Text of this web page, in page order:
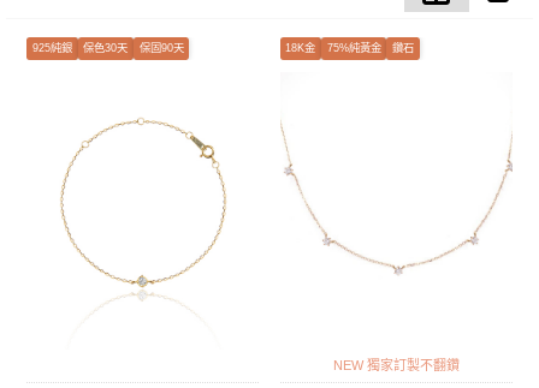
925純銀 保色30天 保固90天 18K金 75%純黃金 鑽石
NEW 獨家訂製不翻鑽